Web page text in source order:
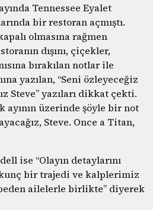
Tennessee Eyalet
bir restoran açmıştı.
olmasına rağmen
dışını, çiçekler,
bırakılan notlar ile
yazılan, “Seni özleyeceğiz
Steve” yazıları dikkat çekti.
ayının üzerinde şöyle bir not
Steve. Once a Titan,
ise “Olayın detaylarını
bir trajedi ve kalplerimiz
ailelerle birlikte” diyerek